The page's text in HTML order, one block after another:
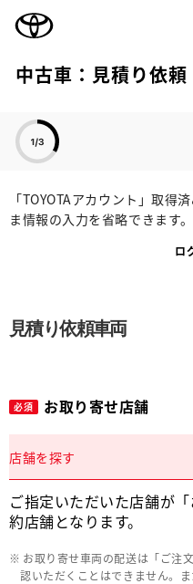
中古車：見積り依頼
「TOYOTAアカウント」取得
ま情報の入力を省略できます。
ロ
見積り依頼車両
必須 お取り寄せ店舗
店舗を探す
ご指定いただいた店舗が
約店舗となります。
お取り寄せ車両の配送は「ご注
認いただくことはできません。